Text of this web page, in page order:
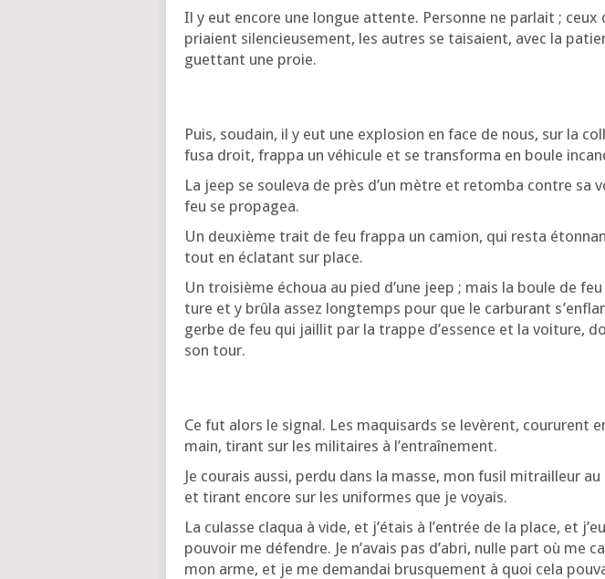
Il y eut encore une longue attente. Per­sonne ne par­lait ; ceux
priaient silen­cieu­se­ment, les autres se tai­saient, avec la
guet­tant une proie.
Puis, sou­dain, il y eut une explo­sion en face de nous, sur la
fusa droit, frap­pa un véhi­cule et se trans­for­ma en boule
La jeep se sou­le­va de près d’un mètre et retom­ba contre sa
feu se propagea.
Un deuxième trait de feu frap­pa un camion, qui res­ta
tout en écla­tant sur place.
Un troi­sième échoua au pied d’une jeep ; mais la boule de
ture et y brû­la assez long­temps pour que le car­bu­rant
gerbe de feu qui jaillit par la trappe d’es­sence et la voi­ture,
son tour.
Ce fut alors le signal. Les maqui­sards se levèrent, cou­rurent
main, tirant sur les mili­taires à l’entraînement.
Je cou­rais aus­si, per­du dans la masse, mon fusil mitrailleur
et tirant encore sur les uni­formes que je voyais.
La culasse cla­qua à vide, et j’é­tais à l’en­trée de la place, et
pou­voir me défendre. Je n’a­vais pas d’a­bri, nulle part où me
mon arme, et je me deman­dai brus­que­ment à quoi cela